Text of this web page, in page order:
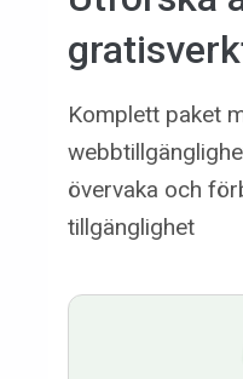
Komplett paket
övervaka och
tillgänglighet